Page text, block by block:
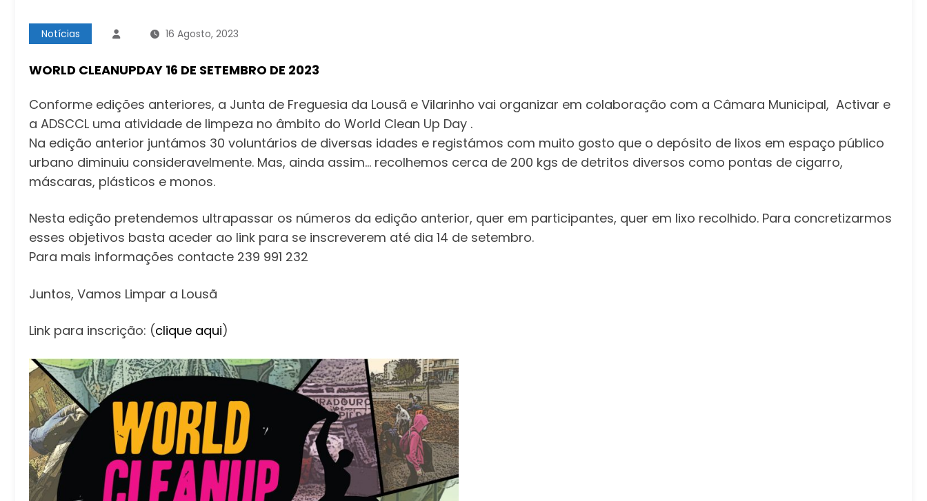
Notícias 16 Agosto, 2023
WORLD CLEANUPDAY 16 DE SETEMBRO DE 2023
Conforme edições anteriores, a Junta de Freguesia da Lousã e Vilarinho vai organizar em colaboração com a Câmara Municipal, Activar e
a ADSCCL uma atividade de limpeza no âmbito do World Clean Up Day .
Na edição anterior juntámos 30 voluntários de diversas idades e registámos com muito gosto que o depósito de lixos em espaço público
urbano diminuiu consideravelmente. Mas, ainda assim… recolhemos cerca de 200 kgs de detritos diversos como pontas de cigarro,
máscaras, plásticos e monos.
Nesta edição pretendemos ultrapassar os números da edição anterior, quer em participantes, quer em lixo recolhido. Para concretizarmos
esses objetivos basta aceder ao link para se inscreverem até dia 14 de setembro.
Para mais informações contacte 239 991 232
Juntos, Vamos Limpar a Lousã
Link para inscrição: (clique aqui)